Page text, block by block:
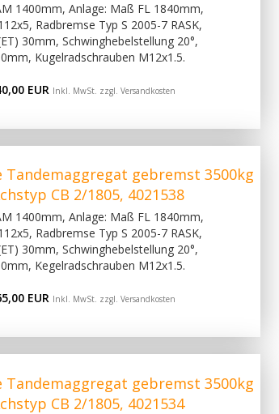
1400mm, Anlage: Maß FL 1840mm,
Radbremse Typ S 2005-7 RASK,
30mm, Schwinghebelstellung 20°,
Kugelradschrauben M12x1.5.
EUR Inkl. MwSt. zzgl. Versandkosten
Tandemaggregat gebremst 3500kg
CB 2/1805, 4021538
1400mm, Anlage: Maß FL 1840mm,
Radbremse Typ S 2005-7 RASK,
30mm, Schwinghebelstellung 20°,
Kegelradschrauben M12x1.5.
EUR Inkl. MwSt. zzgl. Versandkosten
Tandemaggregat gebremst 3500kg
CB 2/1805, 4021534